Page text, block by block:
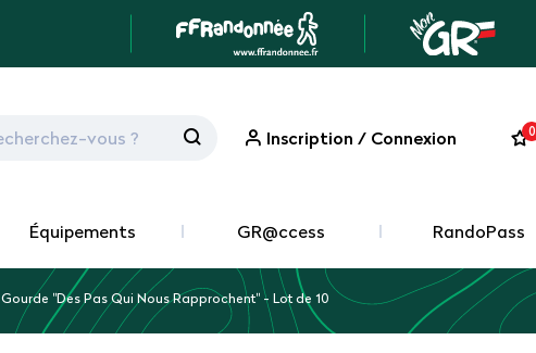
Inscription / Connexion 0
Équipements GR@ccess RandoPass
Gourde "Des Pas Qui Nous Rapprochent" - Lot de 10